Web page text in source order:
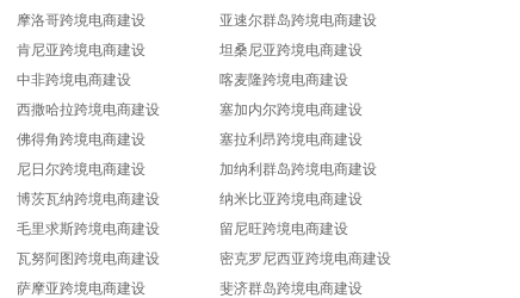
摩洛哥跨境电商建设
亚速尔群岛跨境电商建设
肯尼亚跨境电商建设
坦桑尼亚跨境电商建设
中非跨境电商建设
喀麦隆跨境电商建设
西撒哈拉跨境电商建设
塞加内尔跨境电商建设
佛得角跨境电商建设
塞拉利昂跨境电商建设
尼日尔跨境电商建设
加纳利群岛跨境电商建设
博茨瓦纳跨境电商建设
纳米比亚跨境电商建设
毛里求斯跨境电商建设
留尼旺跨境电商建设
瓦努阿图跨境电商建设
密克罗尼西亚跨境电商建设
萨摩亚跨境电商建设
斐济群岛跨境电商建设